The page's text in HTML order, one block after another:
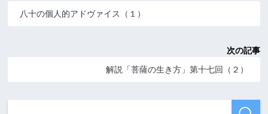
八十の個人的アドヴァイス（１）
次の記事
解説「菩薩の生き方」第十七回（２）